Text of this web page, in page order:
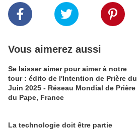
Vous aimerez aussi
Se laisser aimer pour aimer à notre
tour : édito de l'Intention de Prière du
Juin 2025 - Réseau Mondial de Prière
du Pape, France
La technologie doit être partie